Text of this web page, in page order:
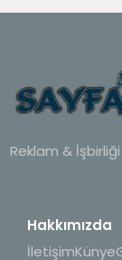
Reklam & İşbirliği
Hakkımızda
İletişimKünye